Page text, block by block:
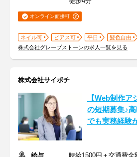
オンライン面接可
ネイル可 ピアス可 平日 髪色自由
株式会社グレープストーンの求人一覧を見る
株式会社サイポチ
【Web制作ア
の短期募集♪
でも実務経験
給与 時給1500円＋交通費全